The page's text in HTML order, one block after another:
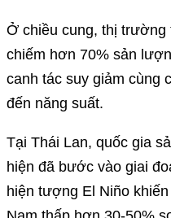
Ở chiều cung, thị
chiếm hơn 70% sản
canh tác suy giảm cùng
đến năng suất.
Tại Thái Lan, quốc gia
hiện đã bước vào giai
hiện tượng El Niño